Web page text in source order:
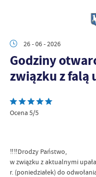
26 - 06 - 2026
Godziny
związku z falą
Ocena 5/5
‼️‼️Drodzy Państwo,
w związku z aktualnymi
r. (poniedziałek) do